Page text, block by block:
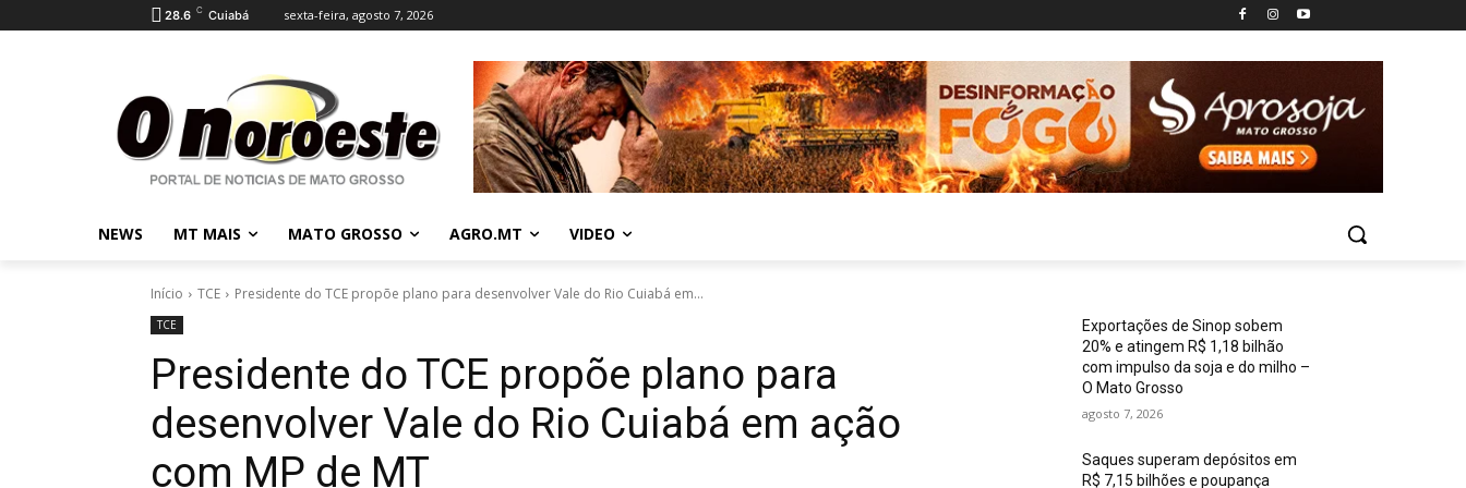
28.6 C Cuiabá sexta-feira, agosto 7, 2026
NEWS MT MAIS MATO GROSSO AGRO.MT VIDEO
Início TCE Presidente do TCE propõe plano para desenvolver Vale do Rio Cuiabá em...
TCE
Presidente do TCE propõe plano para
desenvolver Vale do Rio Cuiabá em ação
com MP de MT
Exportações de Sinop sobem
20% e atingem R$ 1,18 bilhão
com impulso da soja e do milho –
O Mato Grosso
agosto 7, 2026
Saques superam depósitos em
R$ 7,15 bilhões e poupança